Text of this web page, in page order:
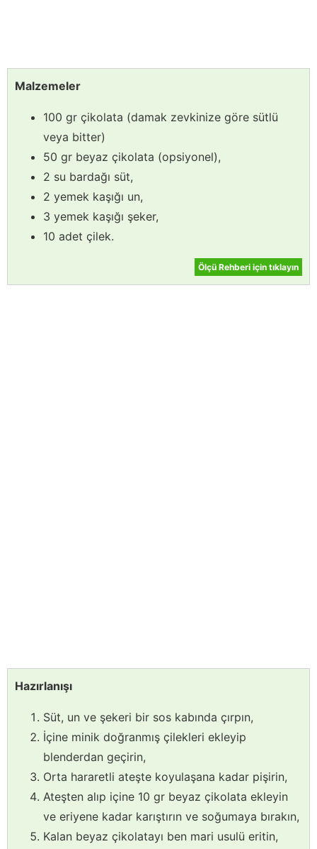
Malzemeler
100 gr çikolata (damak zevkinize göre sütlü
veya bitter)
50 gr beyaz çikolata (opsiyonel),
2 su bardağı süt,
2 yemek kaşığı un,
3 yemek kaşığı şeker,
10 adet çilek.
Ölçü Rehberi için tıklayın
Hazırlanışı
Süt, un ve şekeri bir sos kabında çırpın,
İçine minik doğranmış çilekleri ekleyip
blenderdan geçirin,
Orta hararetli ateşte koyulaşana kadar pişirin,
Ateşten alıp içine 10 gr beyaz çikolata ekleyin
ve eriyene kadar karıştırın ve soğumaya bırakın,
Kalan beyaz çikolatayı ben mari usulü eritin,